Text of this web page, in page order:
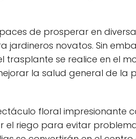
de prosperar en
jardineros novatos. Sin
trasplante se realice en el
la salud general de la
floral impresionante
el riego para evitar